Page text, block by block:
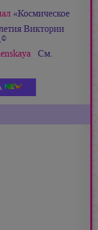
«Космическое
Виктории
©
См.